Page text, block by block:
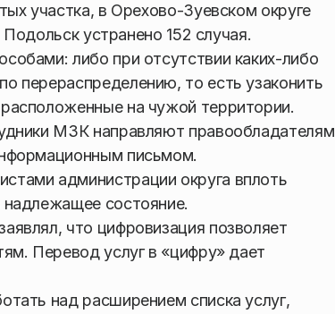
участка, в Орехово-Зуевском округе
устранено 152 случая.
либо при отсутствии каких-либо
перераспределению, то есть узаконить
на чужой территории.
МЗК направляют правообладателям
письмом.
администрации округа вплоть
надлежащее состояние.
что цифровизация позволяет
Перевод услуг в «цифру» дает
над расширением списка услуг,